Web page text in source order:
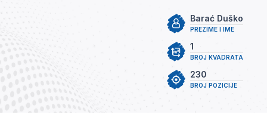
PREZIME I IME
Barać Duško
BROJ KVADRATA
1
BROJ POZICIJE
230